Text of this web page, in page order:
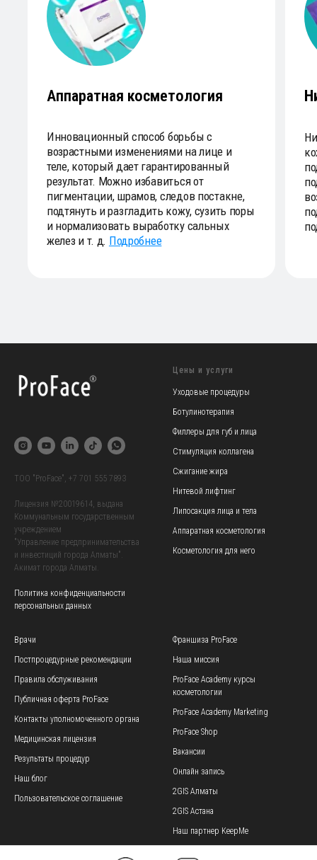
TOO "ProFace", +7 701 555 7893
Лицензия №20019614, выдана
Коммунальным государственным
учреждением
"Управление предпринимательства
и инвестиций города Алматы".
Акимат города Алматы.
Политика конфиденциальности
персональных данных
Цены и услуги
Уходовые процедуры
Ботулинотерапия
Филлеры для губ и лица
Стимуляция коллагена
Сжигание жира
Нитевой лифтинг
Липосакция лица и тела
Аппаратная косметология
Косметология для него
Врачи
Постпроцедурные рекомендации
Правила обслуживания
Публичная оферта ProFace
Контакты уполномоченного органа
Медицинская лицензия
Результаты процедур
Наш блог
Пользовательское соглашение
Франшиза ProFace
Наша миссия
ProFace Academy курсы
косметологии
ProFace Academy Marketing
ProFace Shop
Вакансии
Онлайн запись
2GIS Алматы
2GIS Астана
Наш партнер KeepMe